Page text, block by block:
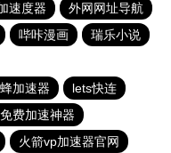
速度器
外网网址导航
哔咔漫画
瑞乐小说
加速器
lets快连
费加速神器
火箭vp加速器官网